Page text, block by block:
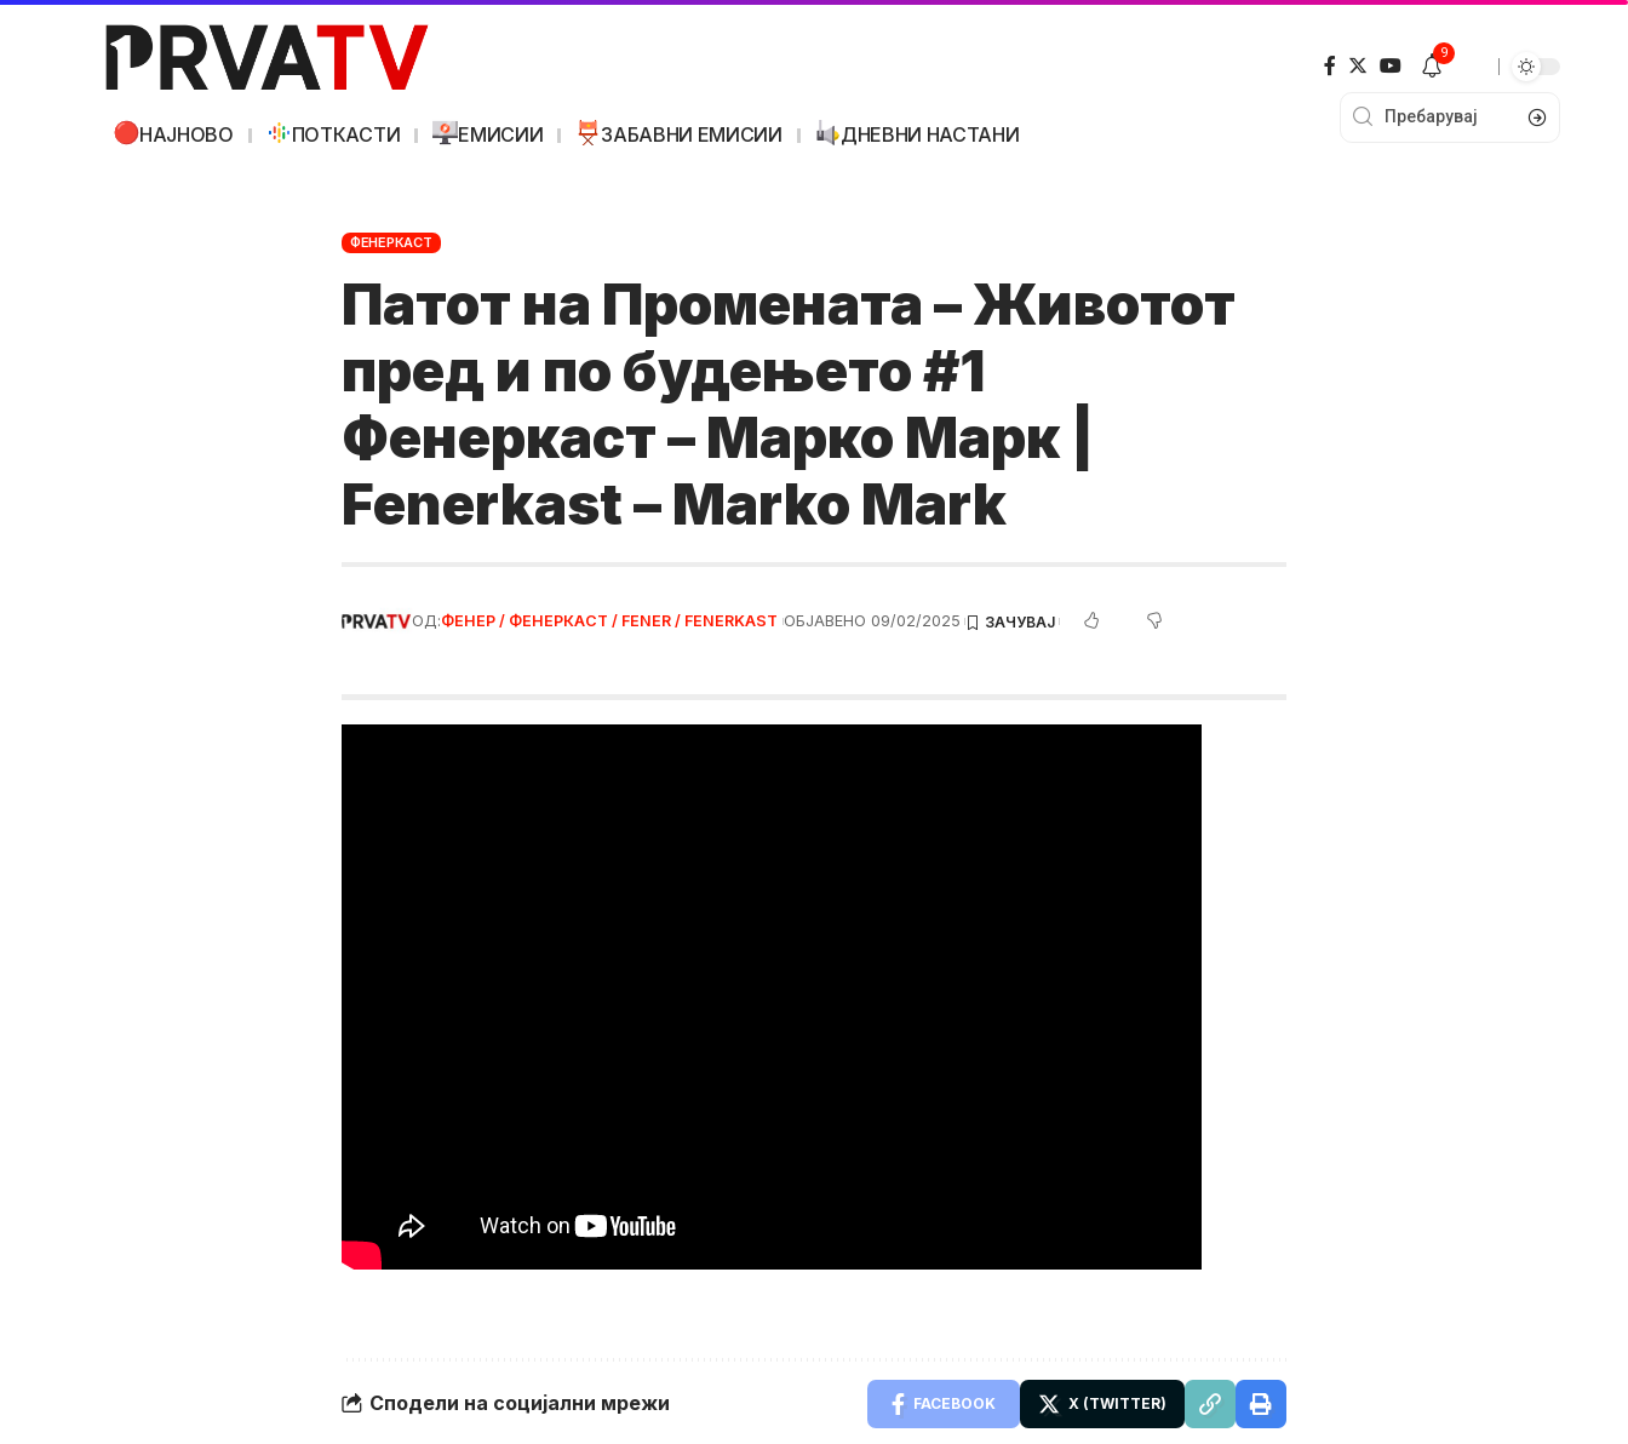
НАЈНОВО ПОТКАСТИ ЕМИСИИ ЗАБАВНИ ЕМИСИИ ДНЕВНИ НАСТАНИ
9
ФЕНЕРКАСТ
Патот на Промената – Животот
пред и по будењето #1
Фенеркаст – Марко Марк |
Fenerkast – Marko Mark
ОД:ФЕНЕР / ФЕНЕРКАСТ / FENER / FENERKAST ОБЈАВЕНО 09/02/2025
Сподели на социјални мрежи FACEBOOK X (TWITTER)